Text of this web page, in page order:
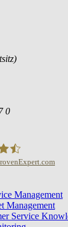
0
Management
Management
Service